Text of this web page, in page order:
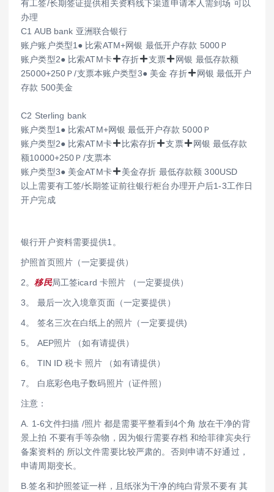
有工签/长期签证提供相关资料线下渠道申请本人需到场 可以
办理
C1 AUB bank 亚洲联合银行
账户账户类型1● 比索ATM+网银 最低开户存款 5000Ｐ
账户类型2● 比索ATM卡
存折 支票
网银 最低存款额
25000+250Ｐ/支票本账户类型3● 美金 存折
网银 最低开户
存款 500美金
C2 Sterling bank
账户类型1● 比索ATM+网银 最低开户存款 5000Ｐ
账户类型2● 比索ATM卡
比索存折 支票
网银 最低存款
额10000+250Ｐ/支票本
账户类型3● 美金ATM卡
美金存折 最低存款额 300USD
以上需要有工签/长期签证前往银行柜台办理开户后1-3工作日
开户完成
银行开户资料需要提供1。
护照首页照片（一定要提供）
2。移民局工签icard 卡照片 （一定要提供）
3。 最后一次入境章页面（一定要提供）
4。 签名三次在白纸上的照片（一定要提供)
5。 AEP照片 （如有请提供）
6。 TIN ID 税卡 照片 （如有请提供）
7。 白底彩色电子数码照片（证件照）
注意：
A. 1-6文件扫描 /照片 都是需要平整看到4个角 放在干净的背
景上拍 不要有手等杂物，因为银行需要存档 和给菲律宾央行
备案资料的 所以文件需要比较严肃的。否则申请不好通过，
申请周期变长。
B.签名和护照签证一样，且纸张为干净的纯白背景不要有 其